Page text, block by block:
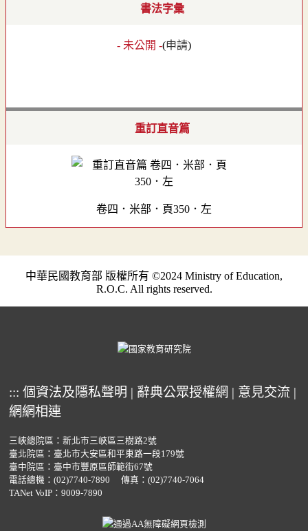
書法字彙
- 未公開 -(申請)
重訂直音篇
卷四．米部．頁350．左
中華民國教育部 版權所有 ©2024 Ministry of Education,
R.O.C. All rights reserved.
::: 個資法及隱私聲明 | 辭典公眾授權網 | 意見交流 |
網網相連
三峽總院區：新北市三峽區三樹路2號
臺北院區：臺北市大安區和平東路一段179號
臺中院區：臺中市豐原區師範街67號
電話總機： (02)7740-7890
傳真：(02)7740-7064
TANet VoIP：9009-7890